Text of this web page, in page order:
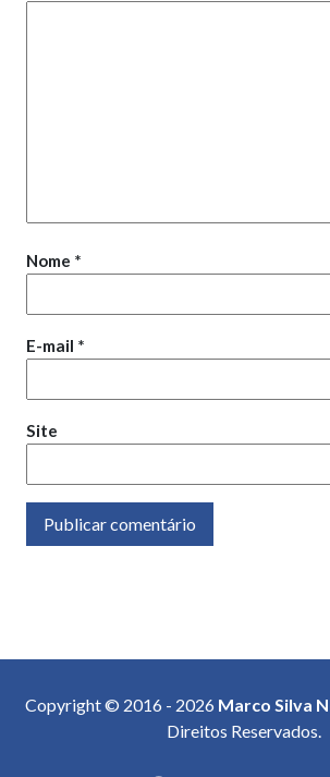
Nome *
E-mail *
Site
Copyright © 2016 - 2026 Marco Silva
Direitos Reservados.